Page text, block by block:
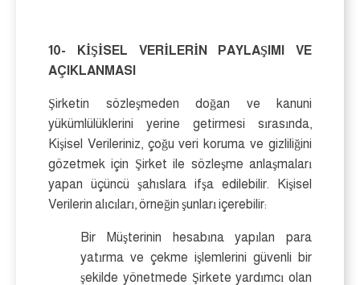
10- KİŞİSEL VERİLERİN PAYLAŞIMI VE
AÇIKLANMASI
Şirketin sözleşmeden doğan ve kanuni
yükümlülüklerini yerine getirmesi sırasında,
Kişisel Verileriniz, çoğu veri koruma ve gizliliğini
gözetmek için Şirket ile sözleşme anlaşmaları
yapan üçüncü şahıslara ifşa edilebilir. Kişisel
Verilerin alıcıları, örneğin şunları içerebilir:
Bir Müşterinin hesabına yapılan para
yatırma ve çekme işlemlerini güvenli bir
şekilde yönetmede Şirkete yardımcı olan